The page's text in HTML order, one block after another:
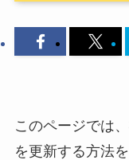
このページでは
を更新する方法